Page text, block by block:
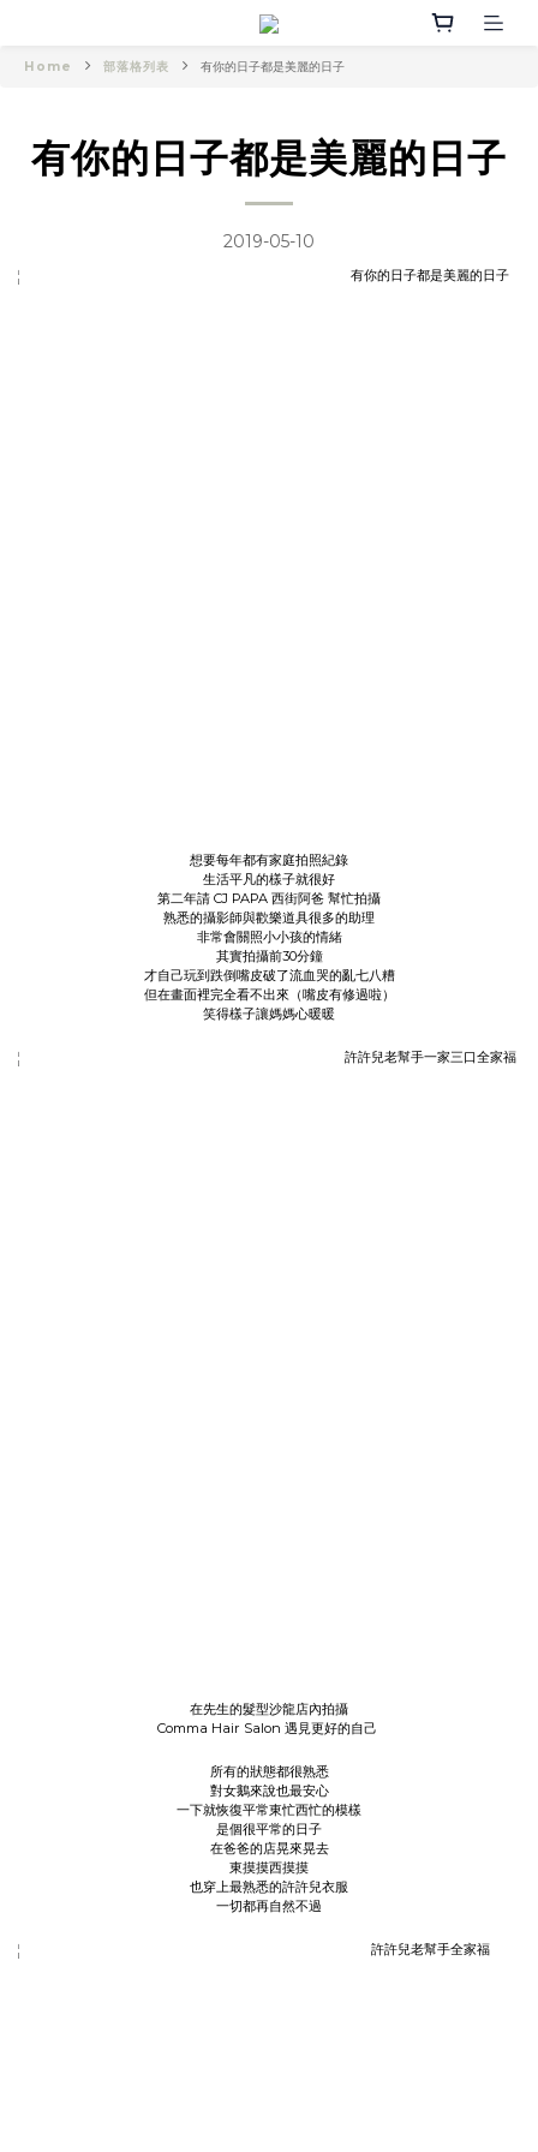
Home 部落格列表 有你的日子都是美麗的日子
有你的日子都是美麗的日子
2019-05-10
想要每年都有家庭拍照紀錄
生活平凡的樣子就很好
第二年請 CJ PAPA 西街阿爸 幫忙拍攝
熟悉的攝影師與歡樂道具很多的助理
非常會關照小小孩的情緒
其實拍攝前30分鐘
才自己玩到跌倒嘴皮破了流血哭的亂七八糟
但在畫面裡完全看不出來（嘴皮有修過啦）
笑得樣子讓媽媽心暖暖
在先生的髮型沙龍店內拍攝
Comma Hair Salon 遇見更好的自己
所有的狀態都很熟悉
對女鵝來說也最安心
一下就恢復平常東忙西忙的模樣
是個很平常的日子
在爸爸的店晃來晃去
東摸摸西摸摸
也穿上最熟悉的許許兒衣服
一切都再自然不過